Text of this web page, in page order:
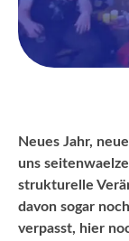
Neues Jahr,
uns
strukturelle
davon sogar
verpasst, hier